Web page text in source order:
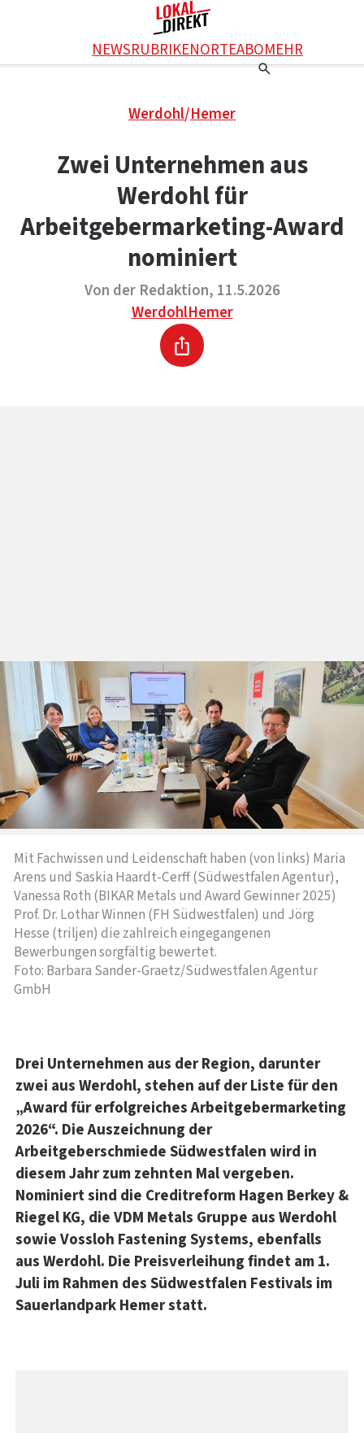
NEWSRUBRIKENORTEABOMEHR
Werbung schalten
Kontakt
Über uns
KONTAKT
DAS TEAM
Werdohl/Hemer
Zwei Unternehmen aus
Werdohl für
Arbeitgebermarketing-Award
nominiert
Von der Redaktion, 11.5.2026
WerdohlHemer
Drucken
Mit Fachwissen und Leidenschaft haben (von links) Maria
Arens und Saskia Haardt-Cerff (Südwestfalen Agentur),
Vanessa Roth (BIKAR Metals und Award Gewinner 2025)
Prof. Dr. Lothar Winnen (FH Südwestfalen) und Jörg
Hesse (triljen) die zahlreich eingegangenen
Bewerbungen sorgfältig bewertet.
Foto: Barbara Sander-Graetz/Südwestfalen Agentur
GmbH
Drei Unternehmen aus der Region, darunter
zwei aus Werdohl, stehen auf der Liste für den
„Award für erfolgreiches Arbeitgebermarketing
2026“. Die Auszeichnung der
Arbeitgeberschmiede Südwestfalen wird in
diesem Jahr zum zehnten Mal vergeben.
Nominiert sind die Creditreform Hagen Berkey &
Riegel KG, die VDM Metals Gruppe aus Werdohl
sowie Vossloh Fastening Systems, ebenfalls
aus Werdohl. Die Preisverleihung findet am 1.
Juli im Rahmen des Südwestfalen Festivals im
Sauerlandpark Hemer statt.